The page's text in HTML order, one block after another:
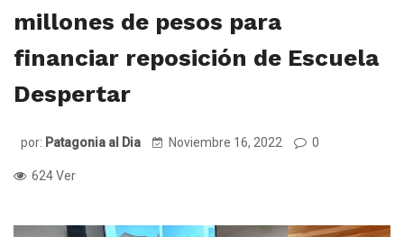
millones de pesos para
financiar reposición de Escuela
Despertar
por: Patagonia al Dia Noviembre 16, 2022 0
624 Ver